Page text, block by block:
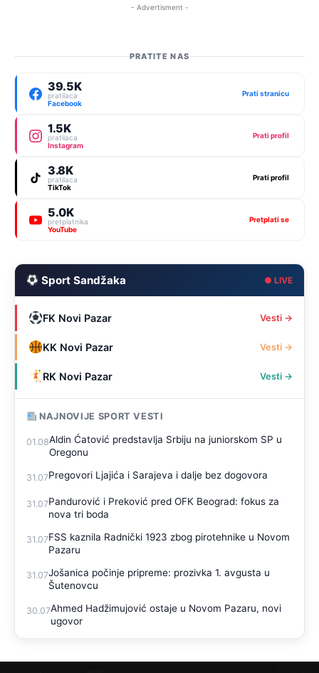
- Advertisment -
PRATITE NAS
39.5K
pratilaca
Facebook
Prati stranicu
1.5K
pratilaca
Instagram
Prati profil
3.8K
pratilaca
TikTok
Prati profil
5.0K
pretplatnika
YouTube
Pretplati se
Sport Sandžaka ● LIVE
FK Novi Pazar Vesti →
KK Novi Pazar Vesti →
RK Novi Pazar Vesti →
NAJNOVIJE SPORT VESTI
01.08Aldin Ćatović predstavlja Srbiju na juniorskom SP u
Oregonu
31.07Pregovori Ljajića i Sarajeva i dalje bez dogovora
31.07Pandurović i Preković pred OFK Beograd: fokus za
nova tri boda
31.07FSS kaznila Radnički 1923 zbog pirotehnike u Novom
Pazaru
31.07Jošanica počinje pripreme: prozivka 1. avgusta u
Šutenovcu
30.07Ahmed Hadžimujović ostaje u Novom Pazaru, novi
ugovor